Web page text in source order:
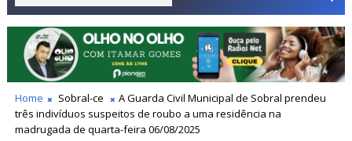
Home Sobral-ce
A Guarda Civil Municipal de Sobral prendeu
três indivíduos suspeitos de roubo a uma residência na
madrugada de quarta-feira 06/08/2025